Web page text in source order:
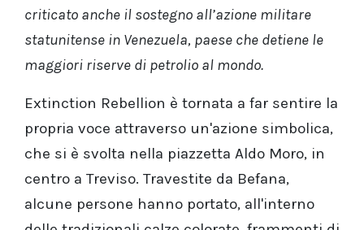
criticato anche il sostegno all’azione militare
statunitense in Venezuela, paese che detiene le
maggiori riserve di petrolio al mondo.​​​​​​​
Extinction Rebellion è tornata a far sentire la
propria voce attraverso un'azione simbolica,
che si è svolta nella piazzetta Aldo Moro, in
centro a Treviso. Travestite da Befana,
alcune persone hanno portato, all'interno